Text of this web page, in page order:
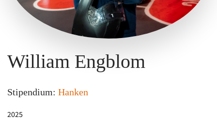
William Engblom
Stipendium: Hanken
2025